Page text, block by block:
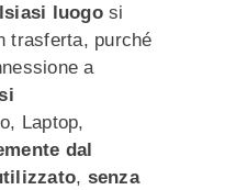
luogosi
trasferta, purché
a
Laptop,
dal
, senza